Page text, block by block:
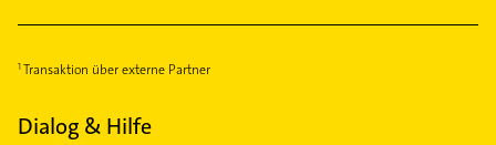
Transaktion über externe Partner
Dialog & Hilfe